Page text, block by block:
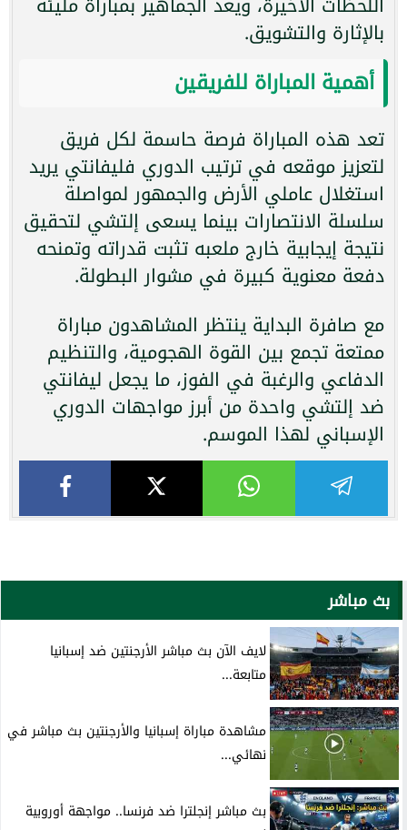
بالإثارة والتشويق.
أهمية المباراة للفريقين
تعد هذه المباراة فرصة حاسمة لكل فريق
لتعزيز موقعه في ترتيب الدوري فليفانتي يريد
استغلال عاملي الأرض والجمهور لمواصلة
سلسلة الانتصارات بينما يسعى إلتشي لتحقيق
نتيجة إيجابية خارج ملعبه تثبت قدراته وتمنحه
دفعة معنوية كبيرة في مشوار البطولة.
مع صافرة البداية ينتظر المشاهدون مباراة
ممتعة تجمع بين القوة الهجومية، والتنظيم
الدفاعي والرغبة في الفوز، ما يجعل ليفانتي
ضد إلتشي واحدة من أبرز مواجهات الدوري
الإسباني لهذا الموسم.
بث مباشر
لايف الآن بث مباشر الأرجنتين ضد إسبانيا
متابعة...
مشاهدة مباراة إسبانيا والأرجنتين بث مباشر في
نهائي...
بث مباشر إنجلترا ضد فرنسا.. مواجهة أوروبية